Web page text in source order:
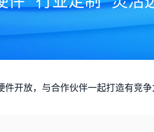
开放，与合作伙伴一起打造有竞